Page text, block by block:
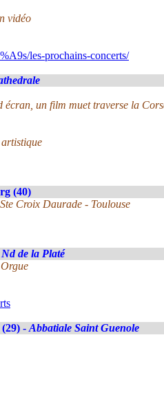
vidéo
les-prochains-concerts/
un film muet traverse la
(40)
Croix Daurade - Toulouse
Nd de la Platé
- Abbatiale Saint Guenole